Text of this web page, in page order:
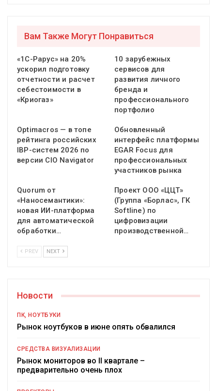
Вам Также Могут Понравиться
«1С-Рарус» на 20%
ускорил подготовку
отчетности и расчет
себестоимости в
«Криогаз»
10 зарубежных
сервисов для
развития личного
бренда и
профессионального
портфолио
Optimacros — в топе
рейтинга российских
IBP-систем 2026 по
версии CIO Navigator
Обновленный
интерфейс платформы
EGAR Focus для
профессиональных
участников рынка
Quorum от
«Наносемантики»:
новая ИИ-платформа
для автоматической
обработки…
Проект ООО «ЦЦТ»
(Группа «Борлас», ГК
Softline) по
цифровизации
производственной…
PREV NEXT
Новости
ПК, НОУТБУКИ
Рынок ноутбуков в июне опять обвалился
СРЕДСТВА ВИЗУАЛИЗАЦИИ
Рынок мониторов во II квартале –
предварительно очень плох